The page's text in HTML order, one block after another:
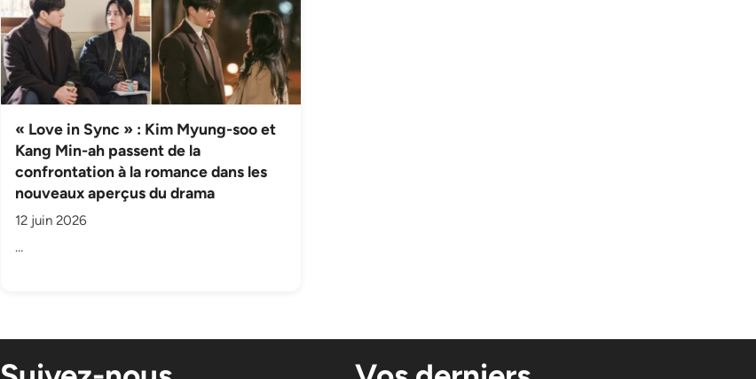
« Love in Sync » : Kim Myung-soo et
Kang Min-ah passent de la
confrontation à la romance dans les
nouveaux aperçus du drama
12 juin 2026
…